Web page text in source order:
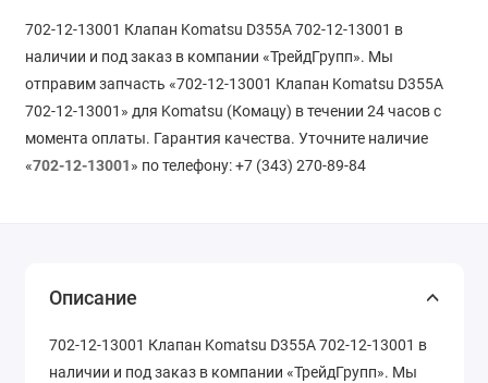
702-12-13001 Клапан Komatsu D355A 702-12-13001 в
наличии и под заказ в компании «ТрейдГрупп». Мы
отправим запчасть «702-12-13001 Клапан Komatsu D355A
702-12-13001» для Komatsu (Комацу) в течении 24 часов с
момента оплаты. Гарантия качества. Уточните наличие
«702-12-13001» по телефону: +7 (343) 270-89-84
Описание
702-12-13001 Клапан Komatsu D355A 702-12-13001 в
наличии и под заказ в компании «ТрейдГрупп». Мы